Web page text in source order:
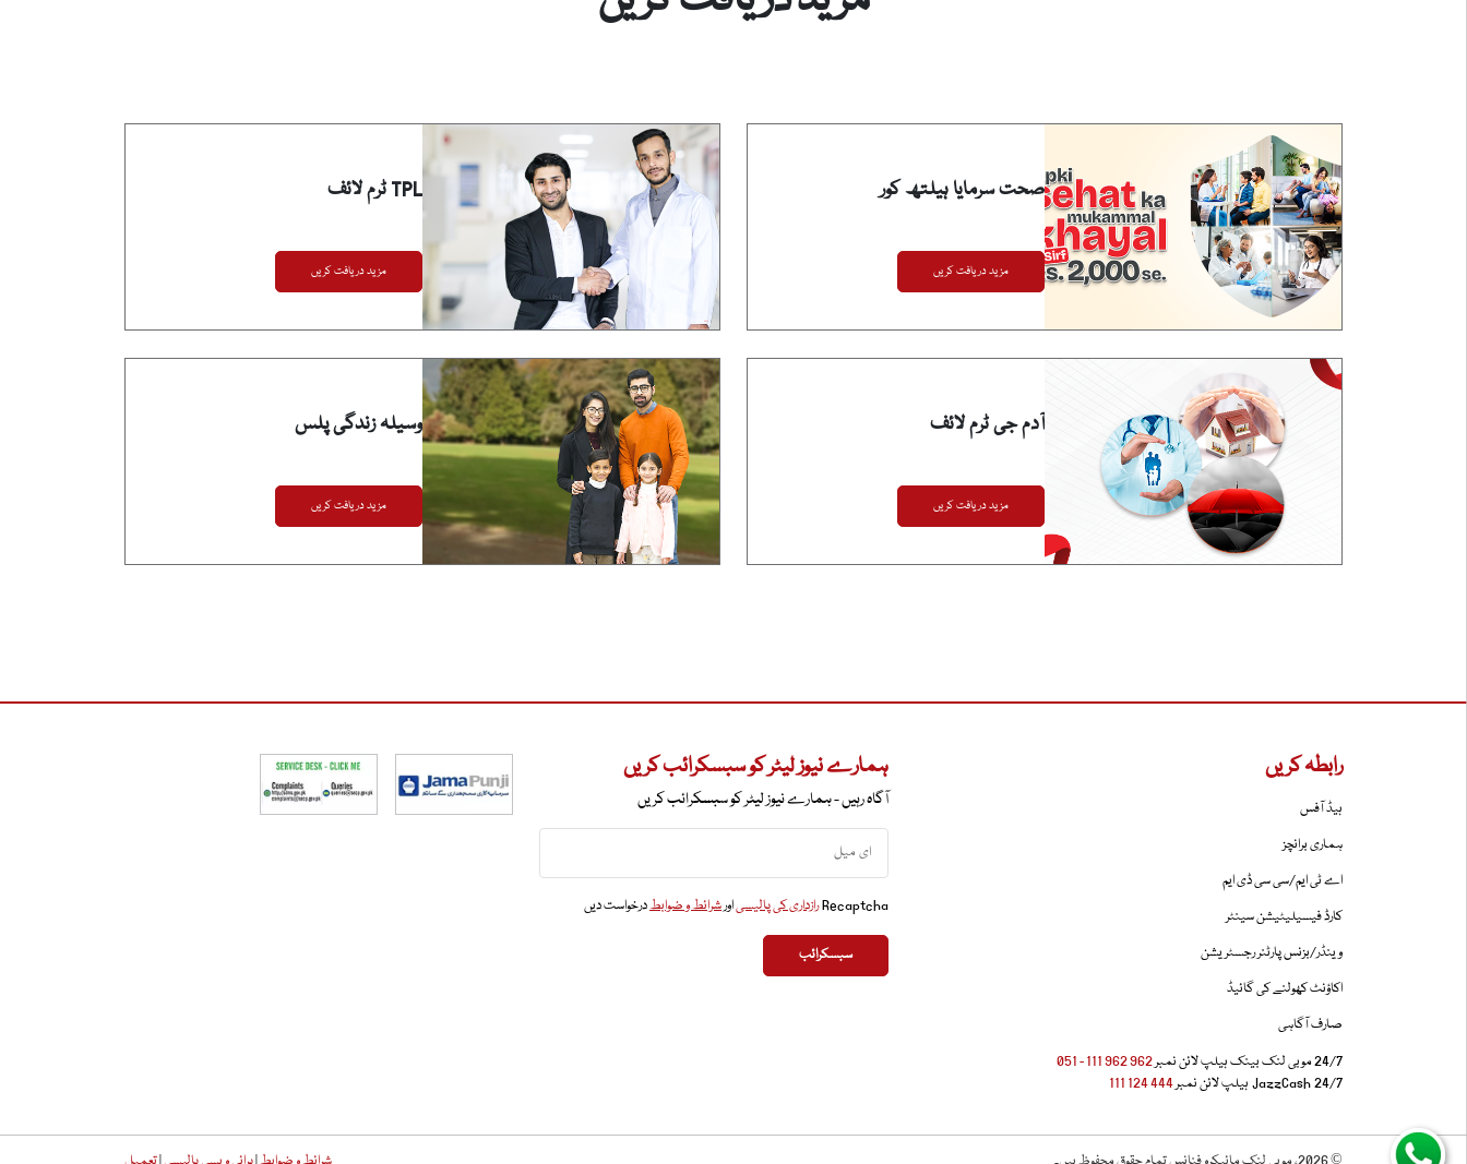
صحت سرمایا ہیلتھ کور
مزید دریافت کریں
TPL ٹرم لائف
مزید دریافت کریں
آدم جی ٹرم لائف
مزید دریافت کریں
وسیلہ زندگی پلس
مزید دریافت کریں
رابطہ کریں
ہیڈ آفس
ہماری برانچز
اے ٹی ایم/سی سی ڈی ایم
کارڈ فیسیلیٹیشن سینٹر
وینڈر/بزنس پارٹنر رجسٹریشن
اکاؤنٹ کھولنے کی گائیڈ
صارف آگاہی
24/7 موبی لنک بینک ہیلپ لائن نمبر
962 962 111 - 051
24/7 JazzCash ہیلپ لائن نمبر
444 124 111
ہمارے نیوز لیٹر کو سبسکرائب کریں
آگاہ رہیں - ہمارے نیوز لیٹر کو سبسکرائب کریں
Recaptchaرازداری کی پالیسیاورشرائط و ضوابطدرخواست دیں